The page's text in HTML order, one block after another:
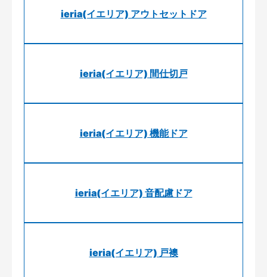
ieria(イエリア) アウトセットドア
ieria(イエリア) 間仕切戸
ieria(イエリア) 機能ドア
ieria(イエリア) 音配慮ドア
ieria(イエリア) 戸襖